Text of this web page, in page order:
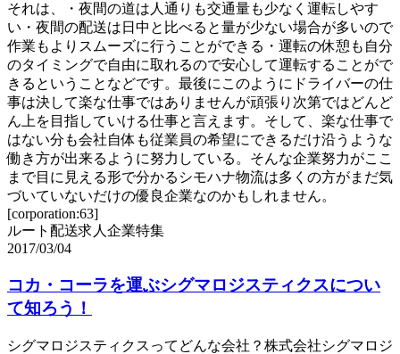
それは、・夜間の道は人通りも交通量も少なく運転しやす
い・夜間の配送は日中と比べると量が少ない場合が多いので
作業もよりスムーズに行うことができる・運転の休憩も自分
のタイミングで自由に取れるので安心して運転することがで
きるということなどです。最後にこのようにドライバーの仕
事は決して楽な仕事ではありませんが頑張り次第ではどんど
ん上を目指していける仕事と言えます。そして、楽な仕事で
はない分も会社自体も従業員の希望にできるだけ沿うような
働き方が出来るように努力している。そんな企業努力がここ
まで目に見える形で分かるシモハナ物流は多くの方がまだ気
づいていないだけの優良企業なのかもしれません。
[corporation:63]
ルート配送求人企業特集
2017/03/04
コカ・コーラを運ぶシグマロジスティクスについ
て知ろう！
シグマロジスティクスってどんな会社？株式会社シグマロジ